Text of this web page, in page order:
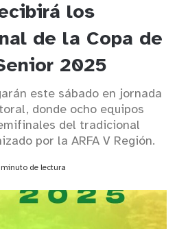
los
de la Copa de
2025
este sábado en jornada
donde ocho equipos
del tradicional
por la ARFA V Región.
minuto de lectura